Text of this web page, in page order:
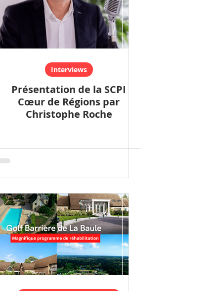
Interviews
Présentation de la SCPI
Cœur de Régions par
Christophe Roche